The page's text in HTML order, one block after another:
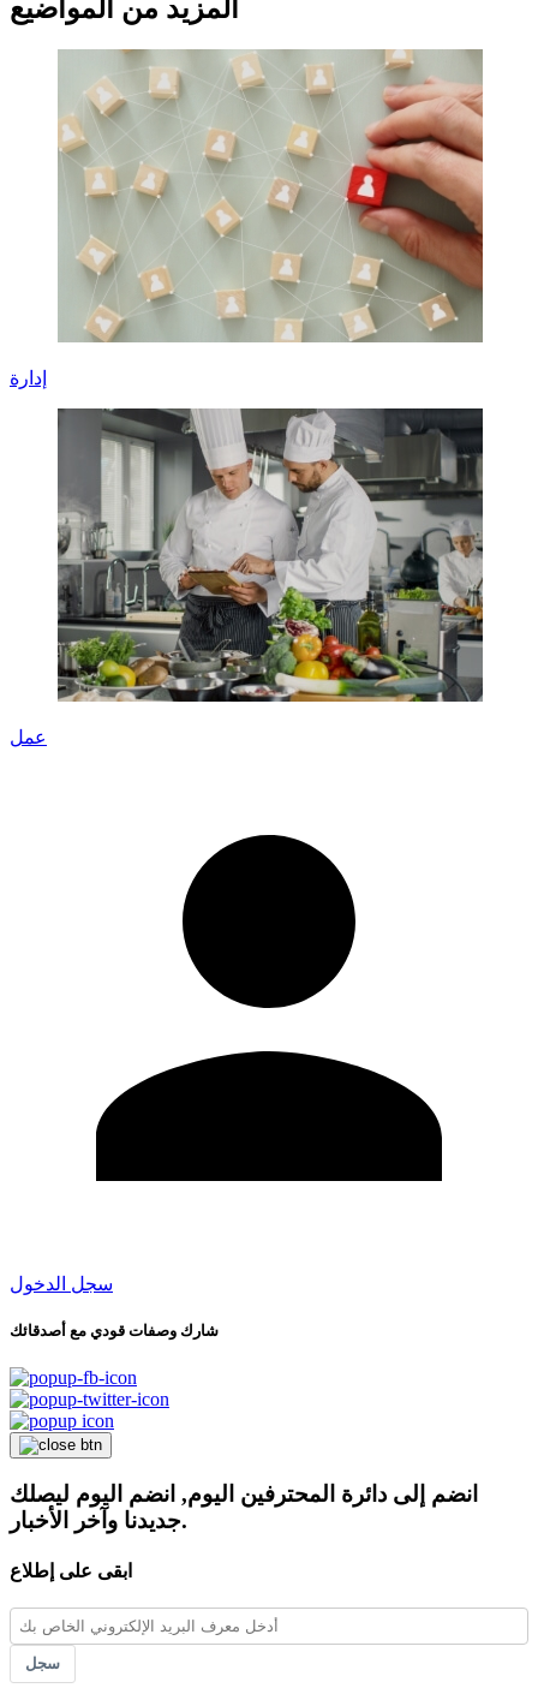
المزيد من المواضيع
إدارة
عمل
سجل الدخول
شارك وصفات قودي مع أصدقائك
انضم إلى دائرة المحترفين اليوم, انضم اليوم ليصلك
جديدنا وآخر الأخبار.
ابقى على إطلاع
سجل